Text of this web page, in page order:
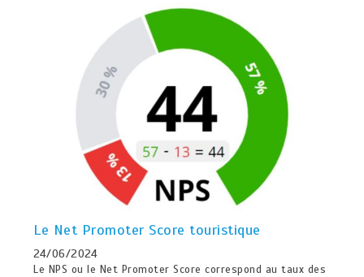
Le Net Promoter Score touristique
24/06/2024
Le NPS ou le Net Promoter Score correspond au taux des